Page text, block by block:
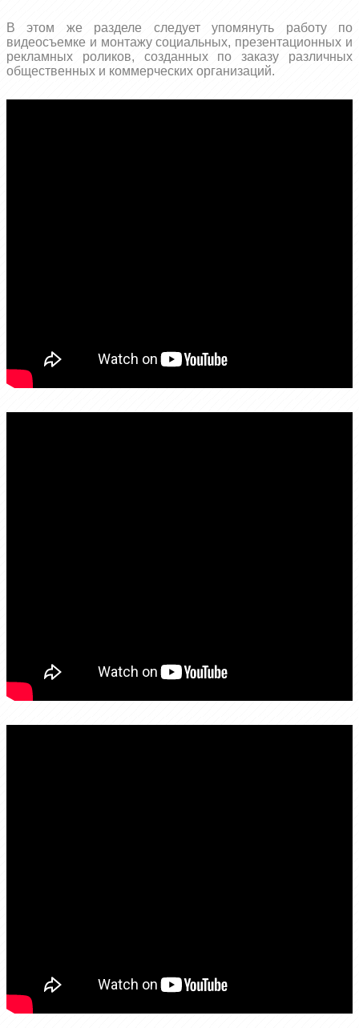
В этом же разделе следует упомянуть работу по
видеосъемке и монтажу социальных, презентационных и
рекламных роликов, созданных по заказу различных
общественных и коммерческих организаций.